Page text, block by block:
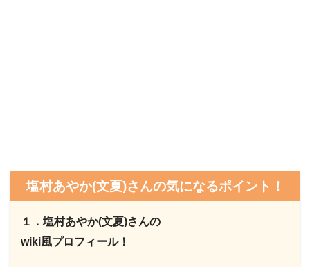
塩村あやか(文夏)さんの気になるポイント！
１．塩村あやか(文夏)さんの
wiki風プロフィール！